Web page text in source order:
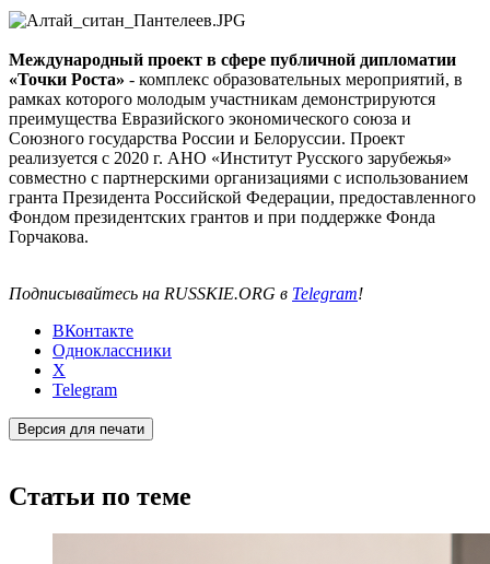
Международный проект в сфере публичной дипломатии
«Точки Роста» - комплекс образовательных мероприятий, в
рамках которого молодым участникам демонстрируются
преимущества Евразийского экономического союза и
Союзного государства России и Белоруссии. Проект
реализуется с 2020 г. АНО «Институт Русского зарубежья»
совместно с партнерскими организациями с использованием
гранта Президента Российской Федерации, предоставленного
Фондом президентских грантов и при поддержке Фонда
Горчакова.
Подписывайтесь на RUSSKIE.ORG в Telegram!
ВКонтакте
Одноклассники
X
Telegram
Версия для печати
Статьи по теме